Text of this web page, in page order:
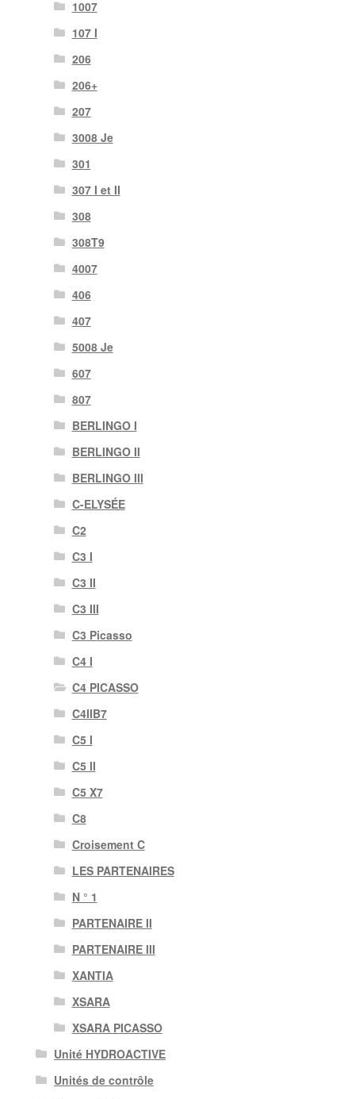
1007
107 I
206
206+
207
3008 Je
301
307 I et II
308
308T9
4007
406
407
5008 Je
607
807
BERLINGO I
BERLINGO II
BERLINGO III
C-ELYSÉE
C2
C3 I
C3 II
C3 III
C3 Picasso
C4 I
C4 PICASSO
C4IIB7
C5 I
C5 II
C5 X7
C8
Croisement C
LES PARTENAIRES
N ° 1
PARTENAIRE II
PARTENAIRE III
XANTIA
XSARA
XSARA PICASSO
Unité HYDROACTIVE
Unités de contrôle